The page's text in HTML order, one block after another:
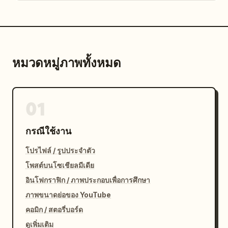
หมวดหมู่ภาพทั้งหมด
กรณีใช้งาน
โปรไฟล์ / รูปประจำตัว
โพสต์บนโซเชียลมีเดีย
อินโฟกราฟิก / ภาพประกอบเพื่อการศึกษา
ภาพขนาดย่อของ YouTube
คอมิก / สตอรี่บอร์ด
ดูเพิ่มเติม